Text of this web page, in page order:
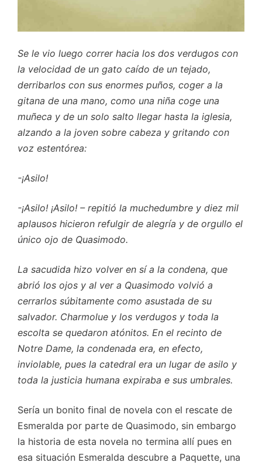
Se le vio luego correr hacia los dos verdugos con
la velocidad de un gato caído de un tejado,
derribarlos con sus enormes puños, coger a la
gitana de una mano, como una niña coge una
muñeca y de un solo salto llegar hasta la iglesia,
alzando a la joven sobre cabeza y gritando con
voz estentórea:
-¡Asilo!
-¡Asilo! ¡Asilo! – repitió la muchedumbre y diez mil
aplausos hicieron refulgir de alegría y de orgullo el
único ojo de Quasimodo.
La sacudida hizo volver en sí a la condena, que
abrió los ojos y al ver a Quasimodo volvió a
cerrarlos súbitamente como asustada de su
salvador. Charmolue y los verdugos y toda la
escolta se quedaron atónitos. En el recinto de
Notre Dame, la condenada era, en efecto,
inviolable, pues la catedral era un lugar de asilo y
toda la justicia humana expiraba e sus umbrales.
Sería un bonito final de novela con el rescate de
Esmeralda por parte de Quasimodo, sin embargo
la historia de esta novela no termina allí pues en
esa situación Esmeralda descubre a Paquette, una